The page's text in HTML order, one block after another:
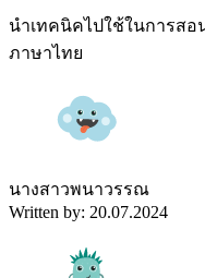
นำเทคนิคไปใช้ในการสอ
ภาษาไทย
นางสาวพนาวรรณ
Written by: 20.07.2024